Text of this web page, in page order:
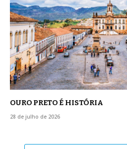
OURO PRETO É HISTÓRIA
28 de julho de 2026